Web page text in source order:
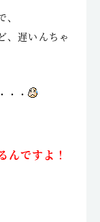
、遅いんちゃ
・・
んですよ！